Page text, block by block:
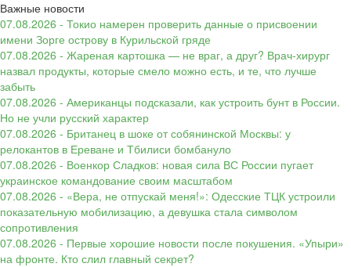
Важные новости
07.08.2026 - Токио намерен проверить данные о присвоении
имени Зорге острову в Курильской гряде
07.08.2026 - Жареная картошка — не враг, а друг? Врач-хирург
назвал продукты, которые смело можно есть, и те, что лучше
забыть
07.08.2026 - Американцы подсказали, как устроить бунт в России.
Но не учли русский характер
07.08.2026 - Британец в шоке от собянинской Москвы: у
релокантов в Ереване и Тбилиси бомбануло
07.08.2026 - Военкор Сладков: новая сила ВС России пугает
украинское командование своим масштабом
07.08.2026 - «Вера, не отпускай меня!»: Одесские ТЦК устроили
показательную мобилизацию, а девушка стала символом
сопротивления
07.08.2026 - Первые хорошие новости после покушения. «Упыри»
на фронте. Кто слил главный секрет?